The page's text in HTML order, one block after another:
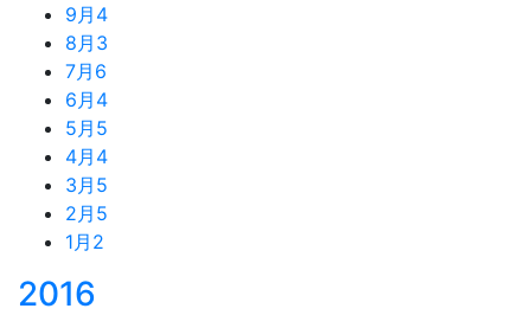
9月 4
8月 3
7月 6
6月 4
5月 5
4月 4
3月 5
2月 5
1月 2
2016